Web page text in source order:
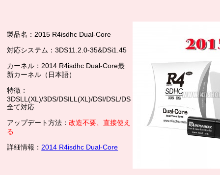
製品名：2015 R4isdhc Dual-Core
対応システム：3DS11.2.0-35&DSi1.45
カーネル：2014 R4isdhc Dual-Core最
新カーネル（日本語）
特徴：
3DSLL(XL)/3DS/DSILL(XL)/DSI/DSL/DS
全て対応
アップデート方法：改造不要、直接使え
る
詳細情報：2014 R4isdhc Dual-Core